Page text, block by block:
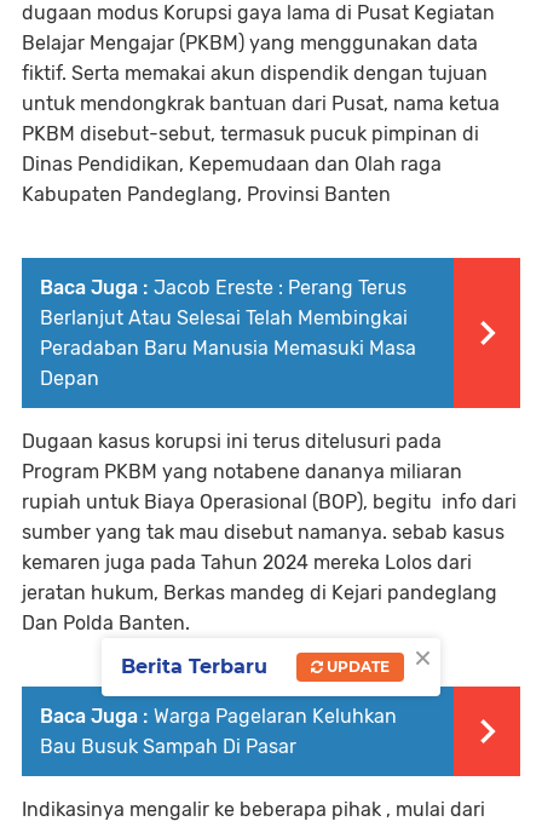
dugaan modus Korupsi gaya lama di Pusat Kegiatan
Belajar Mengajar (PKBM) yang menggunakan data
fiktif. Serta memakai akun dispendik dengan tujuan
untuk mendongkrak bantuan dari Pusat, nama ketua
PKBM disebut-sebut, termasuk pucuk pimpinan di
Dinas Pendidikan, Kepemudaan dan Olah raga
Kabupaten Pandeglang, Provinsi Banten
Baca Juga : Jacob Ereste : Perang Terus
Berlanjut Atau Selesai Telah Membingkai
Peradaban Baru Manusia Memasuki Masa
Depan
Dugaan kasus korupsi ini terus ditelusuri pada
Program PKBM yang notabene dananya miliaran
rupiah untuk Biaya Operasional (BOP), begitu info dari
sumber yang tak mau disebut namanya. sebab kasus
kemaren juga pada Tahun 2024 mereka Lolos dari
jeratan hukum, Berkas mandeg di Kejari pandeglang
Dan Polda Banten.
Baca Juga : Warga Pagelaran Keluhkan
Bau Busuk Sampah Di Pasar
Indikasinya mengalir ke beberapa pihak , mulai dari
×
Berita Terbaru UPDATE